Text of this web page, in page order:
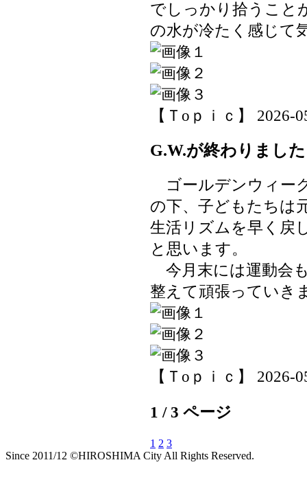
でしっかり拾うこと
の水が冷たく感じて
【Ｔoｐｉｃ】 2026-
G.W.が終わりました
ゴールデンウィー
の下、子どもたちは
生活リズムを早く戻
と思います。
今月末には運動会
整えて頑張っていき
【Ｔoｐｉｃ】 2026-
1 / 3 ページ
1 2 3
Since 2011/12 ©HIROSHIMA City All Rights Reserved.